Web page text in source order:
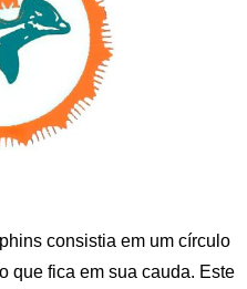
consistia em um círculo
que fica em sua cauda. Este